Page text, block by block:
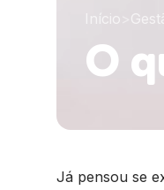
Início
O
Já pensou se